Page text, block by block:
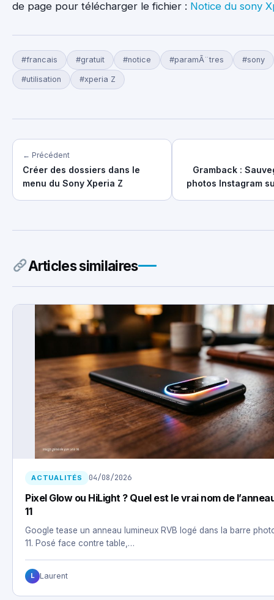
de page pour télécharger le fichier : Notice du sony
#francais #gratuit #notice #paramÃ¨tres #sony
#utilisation #xperia Z
← Précédent
Créer des dossiers dans le
menu du Sony Xperia Z
Gramback :
photos Instagram
Articles similaires
ACTUALITÉS 04/08/2026
Pixel Glow ou HiLight ? Quel est le vrai nom de
11
Google tease un anneau lumineux RVB logé dans la barre
11. Posé face contre table,…
L Laurent